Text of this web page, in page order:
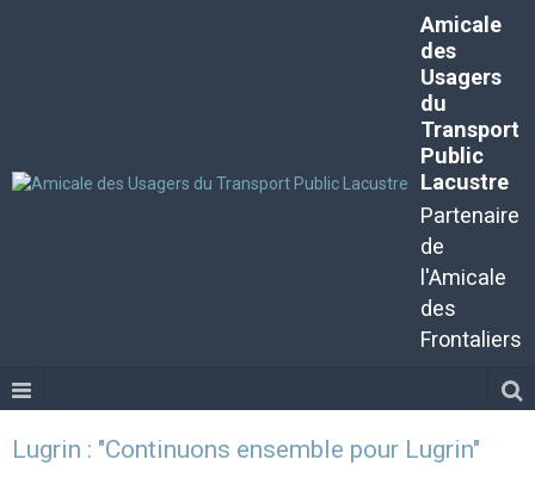
Amicale
des
Usagers
du
Transport
Public
Lacustre
Partenaire
de
l'Amicale
des
Frontaliers
Lugrin : "Continuons ensemble pour Lugrin"